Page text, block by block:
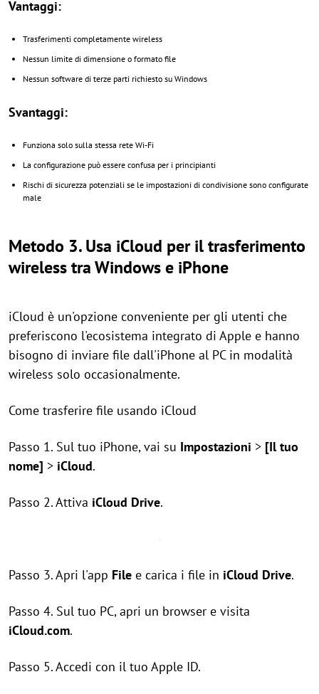
Vantaggi:
Trasferimenti completamente wireless
Nessun limite di dimensione o formato file
Nessun software di terze parti richiesto su Windows
Svantaggi:
Funziona solo sulla stessa rete Wi-Fi
La configurazione può essere confusa per i principianti
Rischi di sicurezza potenziali se le impostazioni di condivisione sono configurate
male
Metodo 3. Usa iCloud per il trasferimento
wireless tra Windows e iPhone
iCloud è un'opzione conveniente per gli utenti che
preferiscono l'ecosistema integrato di Apple e hanno
bisogno di inviare file dall'iPhone al PC in modalità
wireless solo occasionalmente.
Come trasferire file usando iCloud
Passo 1. Sul tuo iPhone, vai su Impostazioni > [Il tuo
nome] > iCloud.
Passo 2. Attiva iCloud Drive.
Passo 3. Apri l'app File e carica i file in iCloud Drive.
Passo 4. Sul tuo PC, apri un browser e visita
iCloud.com.
Passo 5. Accedi con il tuo Apple ID.